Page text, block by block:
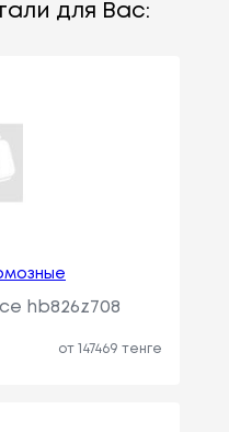
для Вас:
hb826z708
от 147469 тенге